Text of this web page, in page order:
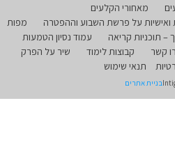
מאחורי הקלעים
על פרשת השבוע וההפטרה
מפות
– תוכניות קריאה
עמוד נסיון הטמעות
קשר קבוצות לימוד
שיר על הפרק
תנאי שימוש
בניית אתרים